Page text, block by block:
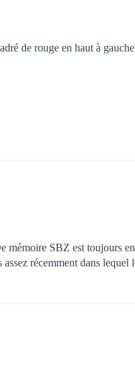
de rouge en haut à
SBZ est toujours
récemment dans